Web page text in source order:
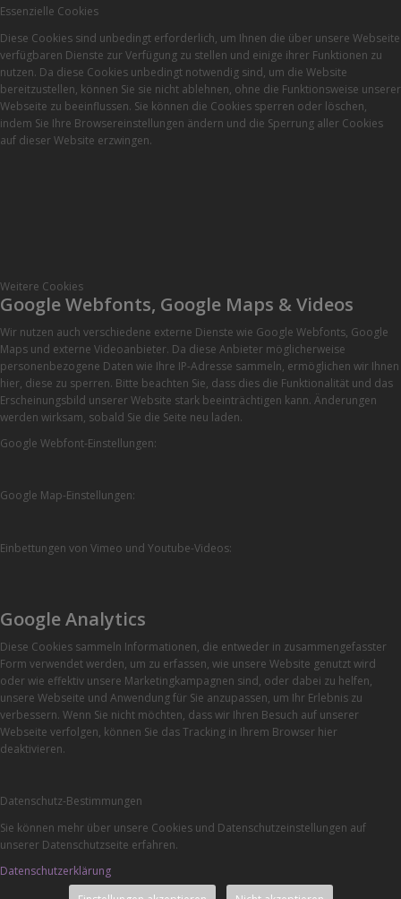
Essenzielle Cookies
Diese Cookies sind unbedingt erforderlich, um Ihnen die über unsere Webseite
verfügbaren Dienste zur Verfügung zu stellen und einige ihrer Funktionen zu
nutzen. Da diese Cookies unbedingt notwendig sind, um die Website
bereitzustellen, können Sie sie nicht ablehnen, ohne die Funktionsweise unserer
Webseite zu beeinflussen. Sie können die Cookies sperren oder löschen,
indem Sie Ihre Browsereinstellungen ändern und die Sperrung aller Cookies
auf dieser Website erzwingen.
Weitere Cookies
Google Webfonts, Google Maps & Videos
Wir nutzen auch verschiedene externe Dienste wie Google Webfonts, Google
Maps und externe Videoanbieter. Da diese Anbieter möglicherweise
personenbezogene Daten wie Ihre IP-Adresse sammeln, ermöglichen wir Ihnen
hier, diese zu sperren. Bitte beachten Sie, dass dies die Funktionalität und das
Erscheinungsbild unserer Website stark beeinträchtigen kann. Änderungen
werden wirksam, sobald Sie die Seite neu laden.
Google Webfont-Einstellungen:
Google Map-Einstellungen:
Einbettungen von Vimeo und Youtube-Videos:
Google Analytics
Diese Cookies sammeln Informationen, die entweder in zusammengefasster
Form verwendet werden, um zu erfassen, wie unsere Website genutzt wird
oder wie effektiv unsere Marketingkampagnen sind, oder dabei zu helfen,
unsere Webseite und Anwendung für Sie anzupassen, um Ihr Erlebnis zu
verbessern. Wenn Sie nicht möchten, dass wir Ihren Besuch auf unserer
Webseite verfolgen, können Sie das Tracking in Ihrem Browser hier
deaktivieren.
Datenschutz-Bestimmungen
Sie können mehr über unsere Cookies und Datenschutzeinstellungen auf
unserer Datenschutzseite erfahren.
Datenschutzerklärung